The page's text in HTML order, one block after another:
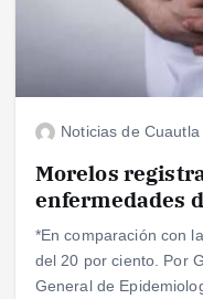
Noticias de Cuautla
Morelos
enfermedades
*En comparación con
del 20 por ciento. Por
General de